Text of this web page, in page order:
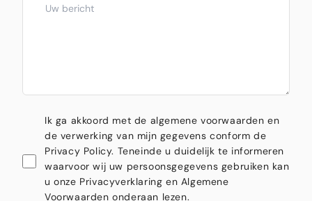
Ik ga akkoord met de algemene voorwaarden en
de verwerking van mijn gegevens conform de
Privacy Policy. Teneinde u duidelijk te informeren
waarvoor wij uw persoonsgegevens gebruiken kan
u onze Privacyverklaring en Algemene
Voorwaarden onderaan lezen.